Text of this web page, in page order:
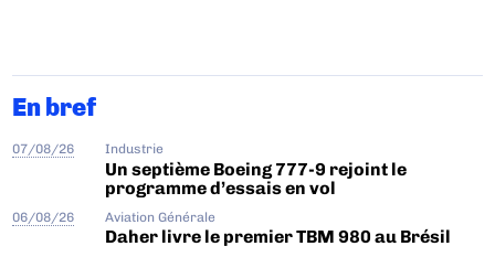
En bref
07/08/26 Industrie
Un septième Boeing 777-9 rejoint le
programme d’essais en vol
06/08/26 Aviation Générale
Daher livre le premier TBM 980 au Brésil